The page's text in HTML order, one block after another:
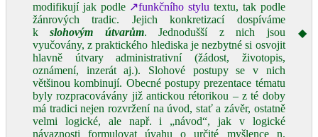
modifikují jak podle ↗funkčního stylu textu, tak podle
žánrových tradic. Jejich konkretizací dospíváme
kslohovým útvarům. Jednodušší z nich jsou
vyučovány, z praktického hlediska je nezbytné si osvojit
hlavně útvary administrativní (žádost, životopis,
oznámení, inzerát aj.). Slohové postupy se v nich
většinou kombinují. Obecné postupy prezentace tématu
byly rozpracovávány již antickou rétorikou – z té doby
má tradici nejen rozvržení na úvod, stať a závěr, ostatně
velmi logické, ale např. i „návod“, jak v logické
návaznosti formulovat úvahu o určité myšlence n.
◆